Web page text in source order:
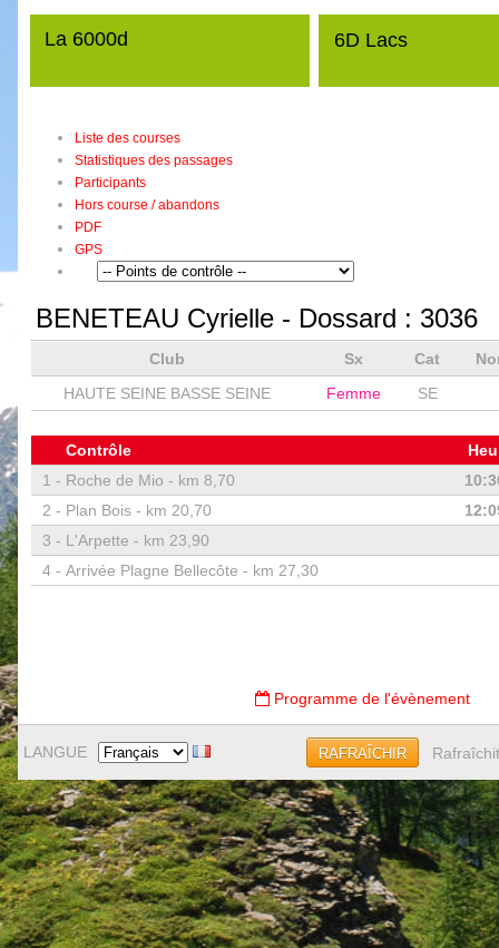
La 6000d 6D Lacs
Liste des courses
Statistiques des passages
Participants
Hors course / abandons
PDF
GPS
BENETEAU Cyrielle- Dossard : 3036
Club Sx Cat
HAUTE SEINE BASSE SEINE
Femme SE
Contrôle
1 - Roche de Mio - km 8,70
2 - Plan Bois - km 20,70
3 - L'Arpette - km 23,90
4 - Arrivée Plagne Bellecôte - km 27,30
Programme de l'évènement
LANGUE RAFRAÎCHIR